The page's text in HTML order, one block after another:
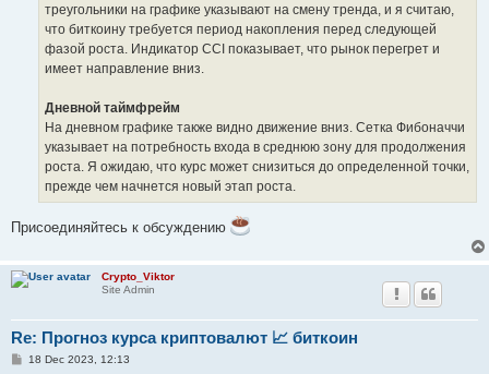
треугольники на графике указывают на смену тренда, и я считаю,
что биткоину требуется период накопления перед следующей
фазой роста. Индикатор CCI показывает, что рынок перегрет и
имеет направление вниз.
Дневной таймфрейм
На дневном графике также видно движение вниз. Сетка Фибоначчи
указывает на потребность входа в среднюю зону для продолжения
роста. Я ожидаю, что курс может снизиться до определенной точки,
прежде чем начнется новый этап роста.
Присоединяйтесь к обсуждению
Crypto_Viktor
Site Admin
Re: Прогноз курса криптовалют 📈 биткоин
P18 Dec 2023, 12:13